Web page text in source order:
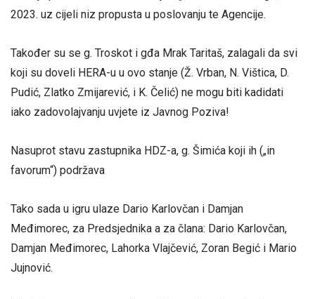
2023. uz cijeli niz propusta u poslovanju te Agencije.
Također su se g. Troskot i gđa Mrak Taritaš, zalagali da svi
koji su doveli HERA-u u ovo stanje (Ž. Vrban, N. Vištica, D.
Pudić, Zlatko Zmijarević, i K. Čelić) ne mogu biti kadidati
iako zadovolajvanju uvjete iz Javnog Poziva!
Nasuprot stavu zastupnika HDZ-a, g. Šimića koji ih („in
favorum“) podržava
Tako sada u igru ulaze Dario Karlovčan i Damjan
Međimorec, za Predsjednika a za člana: Dario Karlovčan,
Damjan Međimorec, Lahorka Vlajčević, Zoran Begić i Mario
Jujnović.